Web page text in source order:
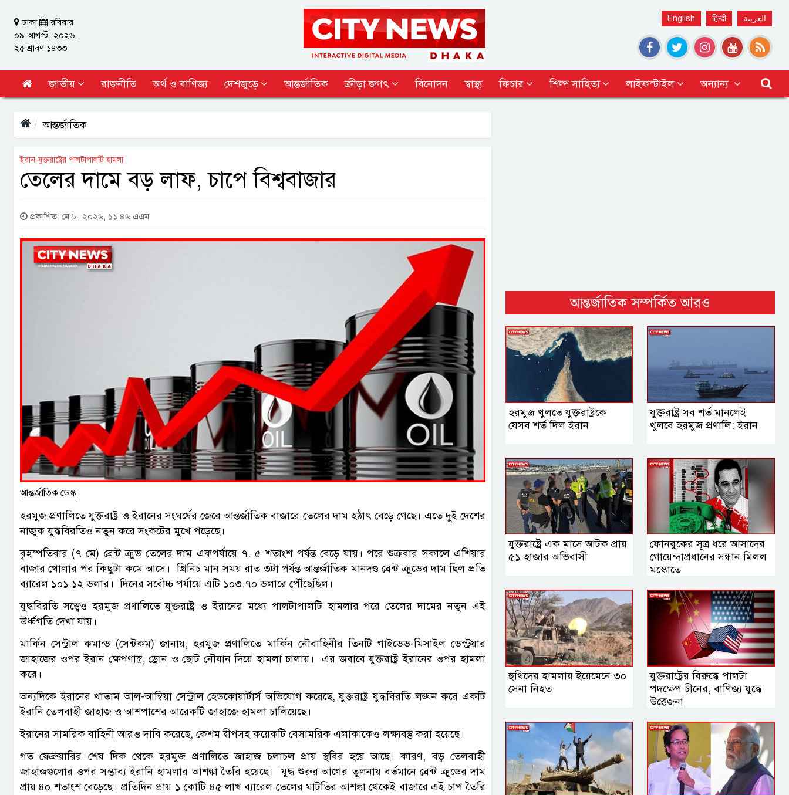
ঢাকা
রবিবার
০৯ আগস্ট, ২০২৬,
২৫ শ্রাবণ ১৪৩৩
English हिन्दी العربية
জাতীয় রাজনীতি অর্থ ও বাণিজ্য দেশজুড়ে আন্তর্জাতিক ক্রীড়া জগৎ বিনোদন স্বাস্থ্য ফিচার শিল্প সাহিত্য লাইফস্টাইল অন্যান্য
আন্তর্জাতিক
ইরান-যুক্তরাষ্ট্রের পালটাপালটি হামলা
তেলের দামে বড় লাফ, চাপে বিশ্ববাজার
প্রকাশিত: মে ৮, ২০২৬, ১১:৪৬ এএম
আন্তর্জাতিক ডেস্ক
হরমুজ প্রণালিতে যুক্তরাষ্ট্র ও ইরানের সংঘর্ষের জেরে আন্তর্জাতিক বাজারে তেলের দাম হঠাৎ বেড়ে গেছে। এতে দুই দেশের
নাজুক যুদ্ধবিরতিও নতুন করে সংকটের মুখে পড়েছে।
বৃহস্পতিবার (৭ মে) ব্রেন্ট ক্রুড তেলের দাম একপর্যায়ে ৭. ৫ শতাংশ পর্যন্ত বেড়ে যায়। পরে শুক্রবার সকালে এশিয়ার
বাজার খোলার পর কিছুটা কমে আসে। গ্রিনিচ মান সময় রাত ৩টা পর্যন্ত আন্তর্জাতিক মানদণ্ড ব্রেন্ট ক্রুডের দাম ছিল প্রতি
ব্যারেল ১০১.১২ ডলার। দিনের সর্বোচ্চ পর্যায়ে এটি ১০৩.৭০ ডলারে পৌঁছেছিল।
যুদ্ধবিরতি সত্ত্বেও হরমুজ প্রণালিতে যুক্তরাষ্ট্র ও ইরানের মধ্যে পালটাপালটি হামলার পরে তেলের দামের নতুন এই
উর্ধ্বগতি দেখা যায়।
মার্কিন সেন্ট্রাল কমান্ড (সেন্টকম) জানায়, হরমুজ প্রণালিতে মার্কিন নৌবাহিনীর তিনটি গাইডেড-মিসাইল ডেস্ট্রয়ার
জাহাজের ওপর ইরান ক্ষেপণাস্ত্র, ড্রোন ও ছোট নৌযান দিয়ে হামলা চালায়। এর জবাবে যুক্তরাষ্ট্র ইরানের ওপর হামলা
করে।
অন্যদিকে ইরানের খাতাম আল-আম্বিয়া সেন্ট্রাল হেডকোয়ার্টার্স অভিযোগ করেছে, যুক্তরাষ্ট্র যুদ্ধবিরতি লঙ্ঘন করে একটি
ইরানি তেলবাহী জাহাজ ও আশপাশের আরেকটি জাহাজে হামলা চালিয়েছে।
ইরানের সামরিক বাহিনী আরও দাবি করেছে, কেশম দ্বীপসহ কয়েকটি বেসামরিক এলাকাকেও লক্ষ্যবস্তু করা হয়েছে।
গত ফেব্রুয়ারির শেষ দিক থেকে হরমুজ প্রণালিতে জাহাজ চলাচল প্রায় স্থবির হয়ে আছে। কারণ, বড় তেলবাহী
জাহাজগুলোর ওপর সম্ভাব্য ইরানি হামলার আশঙ্কা তৈরি হয়েছে। যুদ্ধ শুরুর আগের তুলনায় বর্তমানে ব্রেন্ট ক্রুডের দাম
প্রায় ৪০ শতাংশ বেড়েছে। প্রতিদিন প্রায় ১ কোটি ৪৫ লাখ ব্যারেল তেলের ঘাটতির আশঙ্কা থেকেই বাজারে এই চাপ তৈরি
আন্তর্জাতিক সম্পর্কিত আরও
হরমুজ খুলতে যুক্তরাষ্ট্রকে
যেসব শর্ত দিল ইরান
যুক্তরাষ্ট্র সব শর্ত মানলেই
খুলবে হরমুজ প্রণালি: ইরান
যুক্তরাষ্ট্রে এক মাসে আটক প্রায়
৫১ হাজার অভিবাসী
ফোনবুকের সূত্র ধরে আসাদের
গোয়েন্দাপ্রধানের সন্ধান মিলল
মস্কোতে
হুথিদের হামলায় ইয়েমেনে ৩০
সেনা নিহত
যুক্তরাষ্ট্রের বিরুদ্ধে পালটা
পদক্ষেপ চীনের, বাণিজ্য যুদ্ধে
‍উত্তেজনা